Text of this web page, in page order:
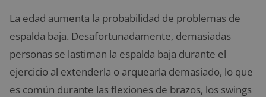
La edad aumenta la probabilidad de problemas de
espalda baja. Desafortunadamente, demasiadas
personas se lastiman la espalda baja durante el
ejercicio al extenderla o arquearla demasiado, lo que
es común durante las flexiones de brazos, los swings